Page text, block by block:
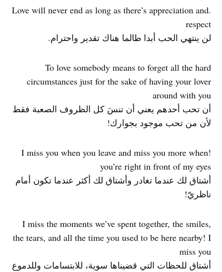
.Love will never end as long as there’s appreciation and
respect
لن ينتهي الحب أبدا طالما هناك تقدير واحترام.
To love somebody means to forget all the hard
circumstances just for the sake of having your lover
around with you
أن تحب أحدهم يعني أن تنسَ كل الظروف الصعبة فقط
لأن من تحب موجود بجوارك!
!I miss you when you leave and miss you more when
you’re right in front of my eyes
أشتاق لك عندما تغادر وأشتاق لك أكثر عندما تكون أمام
ناظريّ!
I miss the moments we’ve spent together, the smiles,
the tears, and all the time you used to be here nearby! I
miss you
أشتاق للحظات التي قضيناها سوية، للابتسامات وللدموع